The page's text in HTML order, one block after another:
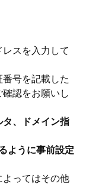
スを入力して
号を記載した
認をお願いし
、ドメイン指
ように事前設定
ってはその他